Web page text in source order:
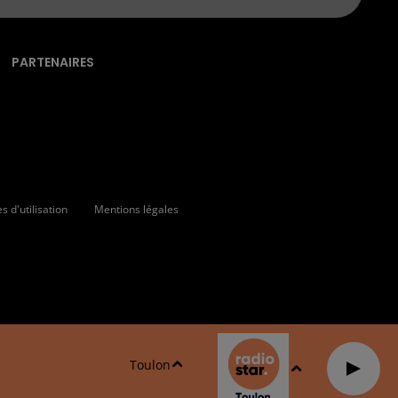
PARTENAIRES
Toulon
d'utilisation Mentions légales